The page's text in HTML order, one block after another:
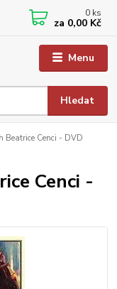
Menu
Hledat
0 ks
za 0,00 Kč
Beatrice Cenci - DVD
Cenci -